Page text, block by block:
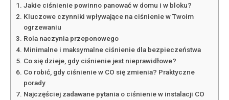
Jakie ciśnienie powinno panować w domu i w bloku?
Kluczowe czynniki wpływające na ciśnienie w Twoim
ogrzewaniu
Rola naczynia przeponowego
Minimalne i maksymalne ciśnienie dla bezpieczeństwa
Co się dzieje, gdy ciśnienie jest nieprawidłowe?
Co robić, gdy ciśnienie w CO się zmienia? Praktyczne
porady
Najczęściej zadawane pytania o ciśnienie w instalacji CO